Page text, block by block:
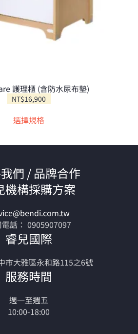
護理櫃 (含防水尿布墊)
NT$16,900
選擇規格
們 / 品牌合作
機構採購方案
話： 0905907097
睿兒國際
市大雅區永和路115之6號
服務時間
週一至週五
10:00-18:00